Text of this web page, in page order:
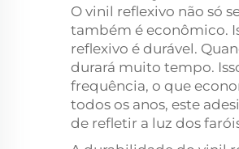
O vinil reflexivo não só
também é econômico.
reflexivo é durável.
durará muito tempo.
frequência, o que
todos os anos, este
de refletir a luz dos